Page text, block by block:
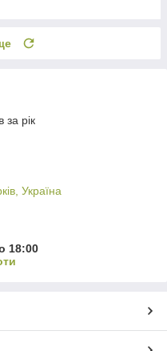
за рік
Україна
18:00